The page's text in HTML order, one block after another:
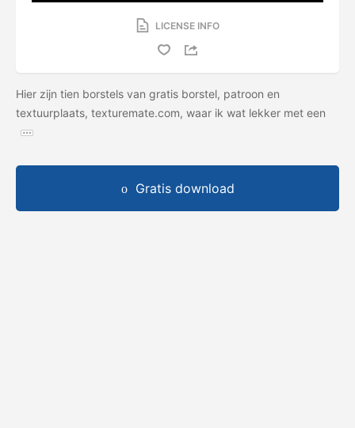
LICENSE INFO
Hier zijn tien borstels van gratis borstel, patroon en
textuurplaats, texturemate.com, waar ik wat lekker met een
Gratis download